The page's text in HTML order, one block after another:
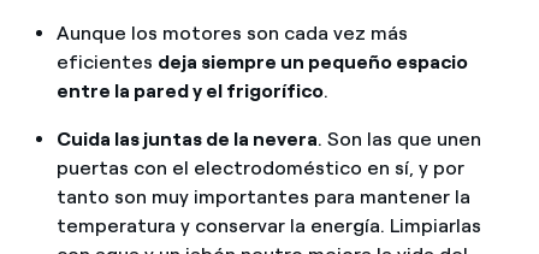
Aunque los motores son cada vez más
eficientes deja siempre un pequeño espacio
entre la pared y el frigorífico.
Cuida las juntas de la nevera. Son las que unen
puertas con el electrodoméstico en sí, y por
tanto son muy importantes para mantener la
temperatura y conservar la energía. Limpiarlas